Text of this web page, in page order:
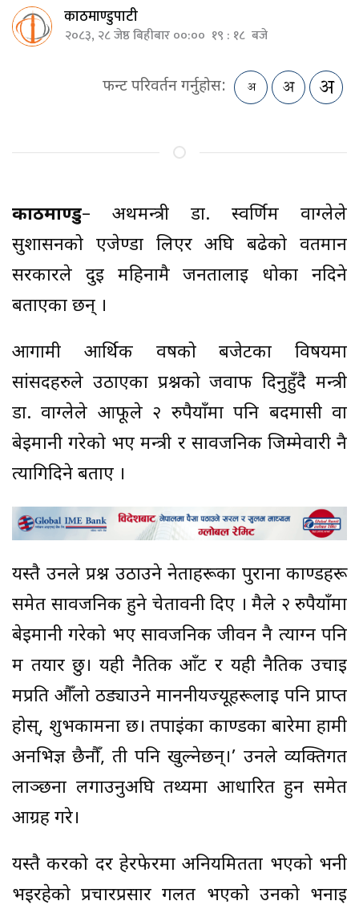
काठमाण्डुपाटी
२०८३, २८ जेष्ठ बिहीबार ००:०० १९ : १८ बजे
फन्ट परिवर्तन गर्नुहोस:
काठमाण्डु– अर्थमन्त्री डा. स्वर्णिम वाग्लेले
सुशासनको एजेण्डा लिएर अघि बढेको वर्तमान
सरकारले दुई महिनामै जनतालाई धोका नदिने
बताएका छन् ।
आगामी आर्थिक वर्षको बजेटका विषयमा
सांसदहरुले उठाएका प्रश्नको जवाफ दिनुहुँदै मन्त्री
डा. वाग्लेले आफूले २ रुपैयाँमा पनि बदमासी वा
बेइमानी गरेको भए मन्त्री र सार्वजनिक जिम्मेवारी नै
त्यागिदिने बताए ।
यस्तै उनले प्रश्न उठाउने नेताहरूका पुराना काण्डहरू
समेत सार्वजनिक हुने चेतावनी दिए । मैले २ रुपैयाँमा
बेइमानी गरेको भए सार्वजनिक जीवन नै त्याग्न पनि
म तयार छु। यही नैतिक आँट र यही नैतिक उचाइ
मप्रति औँलो ठड्याउने माननीयज्यूहरूलाई पनि प्राप्त
होस्, शुभकामना छ। तपाईंका काण्डका बारेमा हामी
अनभिज्ञ छैनौँ, ती पनि खुल्नेछन्।’ उनले व्यक्तिगत
लाञ्छना लगाउनुअघि तथ्यमा आधारित हुन समेत
आग्रह गरे।
यस्तै करको दर हेरफेरमा अनियमितता भएको भनी
भइरहेको प्रचारप्रसार गलत भएको उनको भनाइ